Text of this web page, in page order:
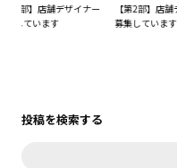
ザイナー
【第2部】店舗デザイナー
募集しています
投稿を検索する